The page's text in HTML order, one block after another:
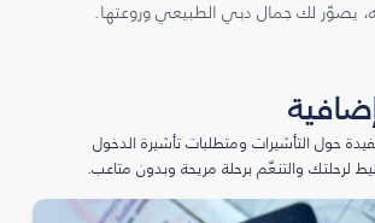
يصوّر لك جمال دبي الطبيعي وروعتها.
حول التأشيرات ومتطلبات تأشيرة الدخول
لرحلتك والتنعّم برحلة مريحة وبدون متاعب.